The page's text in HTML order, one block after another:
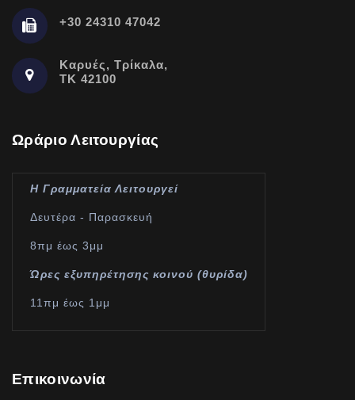
+30 24310 47042
Καρυές, Τρίκαλα,
ΤΚ 42100
Ωράριο Λειτουργίας
Η Γραμματεία Λειτουργεί
Δευτέρα - Παρασκευή
8πμ έως 3μμ
Ώρες εξυπηρέτησης κοινού (θυρίδα)
11πμ έως 1μμ
Επικοινωνία